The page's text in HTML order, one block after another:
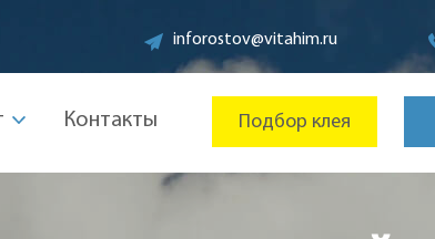
inforostov@vitahim.ru
Контакты Подбор клея